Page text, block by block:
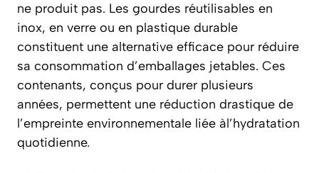
ne produit pas. Les gourdes réutilisables en
inox, en verre ou en plastique durable
constituent une alternative efficace pour réduire
sa consommation d’emballages jetables. Ces
contenants, conçus pour durer plusieurs
années, permettent une réduction drastique de
l’empreinte environnementale liée àl’hydratation
quotidienne.